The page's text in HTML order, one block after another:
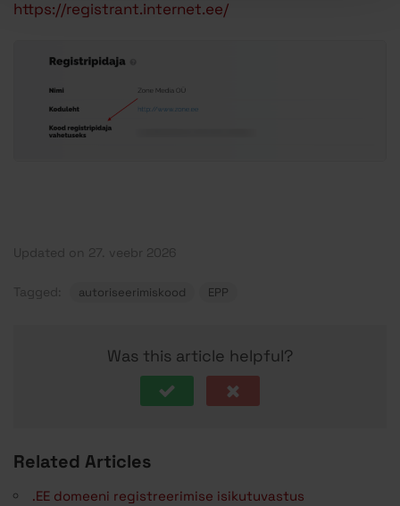
https://registrant.internet.ee/
Updated on 27. veebr 2026
Tagged: autoriseerimiskood EPP
Was this article helpful?
Related Articles
.EE domeeni registreerimise isikutuvastus